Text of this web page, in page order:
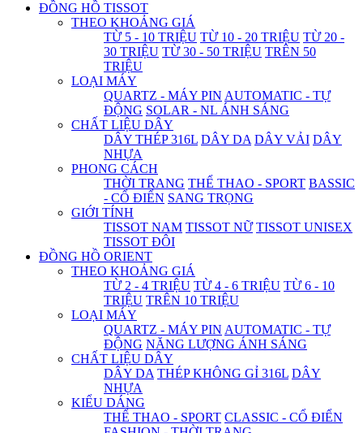
ĐỒNG HỒ TISSOT
THEO KHOẢNG GIÁ
TỪ 5 - 10 TRIỆU TỪ 10 - 20 TRIỆU TỪ 20 -
30 TRIỆU TỪ 30 - 50 TRIỆU TRÊN 50
TRIỆU
LOẠI MÁY
QUARTZ - MÁY PIN AUTOMATIC - TỰ
ĐỘNG SOLAR - NL ÁNH SÁNG
CHẤT LIỆU DÂY
DÂY THÉP 316L DÂY DA DÂY VẢI DÂY
NHỰA
PHONG CÁCH
THỜI TRANG THỂ THAO - SPORT BASSIC
- CỔ ĐIỂN SANG TRỌNG
GIỚI TÍNH
TISSOT NAM TISSOT NỮ TISSOT UNISEX
TISSOT ĐÔI
ĐỒNG HỒ ORIENT
THEO KHOẢNG GIÁ
TỪ 2 - 4 TRIỆU TỪ 4 - 6 TRIỆU TỪ 6 - 10
TRIỆU TRÊN 10 TRIỆU
LOẠI MÁY
QUARTZ - MÁY PIN AUTOMATIC - TỰ
ĐỘNG NĂNG LƯỢNG ÁNH SÁNG
CHẤT LIỆU DÂY
DÂY DA THÉP KHÔNG GỈ 316L DÂY
NHỰA
KIỂU DÁNG
THỂ THAO - SPORT CLASSIC - CỔ ĐIỂN